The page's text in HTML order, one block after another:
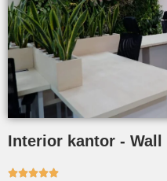
Interior kantor - Wall
